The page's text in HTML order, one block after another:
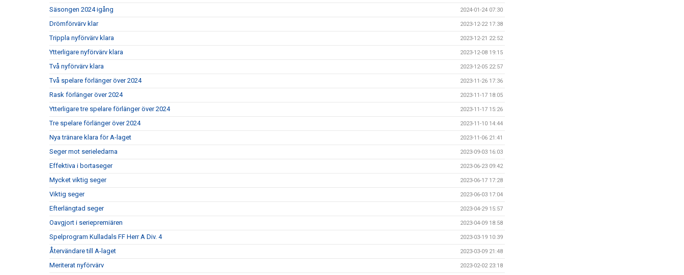
Säsongen 2024 igång 2024-01-24 07:30
Drömförvärv klar 2023-12-22 17:38
Trippla nyförvärv klara 2023-12-21 22:52
Ytterligare nyförvärv klara 2023-12-08 19:15
Två nyförvärv klara 2023-12-05 22:57
Två spelare förlänger över 2024 2023-11-26 17:36
Rask förlänger över 2024 2023-11-17 18:05
Ytterligare tre spelare förlänger över 2024 2023-11-17 15:26
Tre spelare förlänger över 2024 2023-11-10 14:44
Nya tränare klara för A-laget 2023-11-06 21:41
Seger mot serieledarna 2023-09-03 16:03
Effektiva i bortaseger 2023-06-23 09:42
Mycket viktig seger 2023-06-17 17:28
Viktig seger 2023-06-03 17:04
Efterlängtad seger 2023-04-29 15:57
Oavgjort i seriepremiären 2023-04-09 18:58
Spelprogram Kulladals FF Herr A Div. 4 2023-03-19 10:39
Återvändare till A-laget 2023-03-09 21:48
Meriterat nyförvärv 2023-02-02 23:18